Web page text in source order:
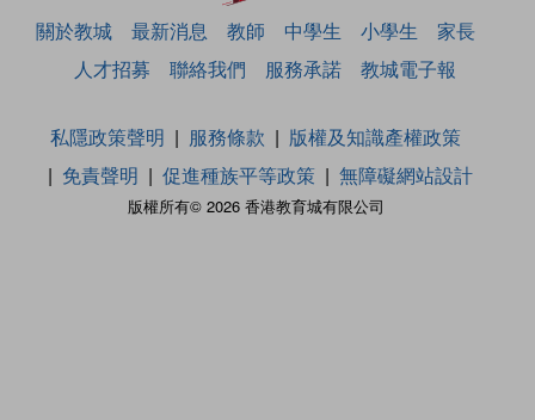
關於教城 最新消息 教師 中學生 小學生
家長
人才招募
聯絡我們 服務承諾 教城電子報
版權所有© 2026 香港教育城有限公司
私隱政策聲明 服務條款
版權及知識產權政策
免責聲明
促進種族平等政策 無障礙網站設計